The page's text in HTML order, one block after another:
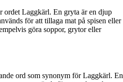
ordet Laggkärl. En gryta är en djup
för att tillaga mat på spisen eller
göra soppor, grytor eller
ord som synonym för Laggkärl. En